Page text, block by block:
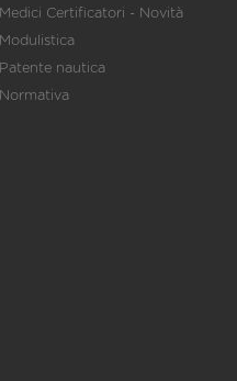
Medici Certificatori - Novità
Modulistica
Patente nautica
Normativa